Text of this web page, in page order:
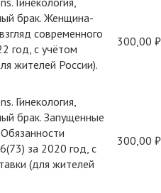
брак. Женщина-
современного
год, с учётом
жителей России).
300,00 ₽
Гинекология,
брак. Запущенные
за 2020 год, с
(для жителей
300,00 ₽